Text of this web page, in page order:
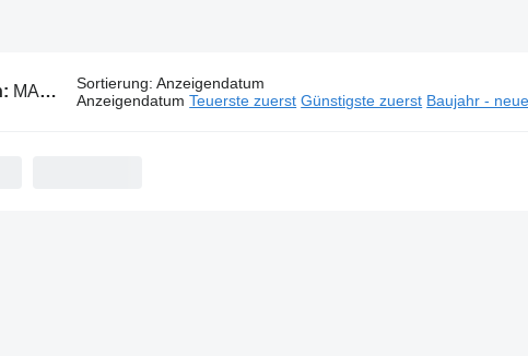
MAN TGA 18.440 Sattelzugmaschinen Sortierung: Anzeigendatum
Anzeigendatum Teuerste zuerst Günstigste zuerst Baujahr -